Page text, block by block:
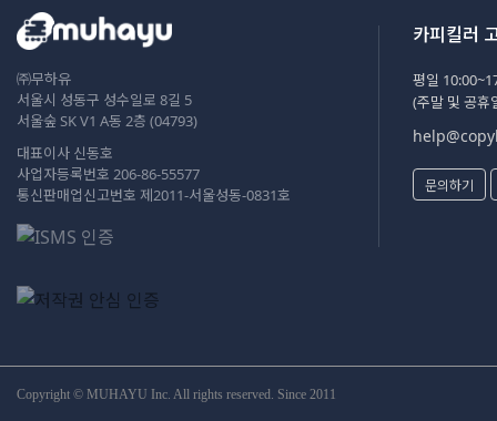
㈜무하유
서울시 성동구 성수일로 8길 5
서울숲 SK V1 A동 2층 (04793)
대표이사 신동호
사업자등록번호 206-86-55577
통신판매업신고번호 제2011-서울성동-0831호
카피킬러
평일
(주말 및 공휴
문의하기
Copyright © MUHAYU Inc. All rights reserved. Since 2011